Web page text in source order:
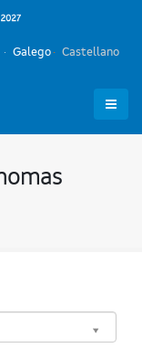
Galego Castellano